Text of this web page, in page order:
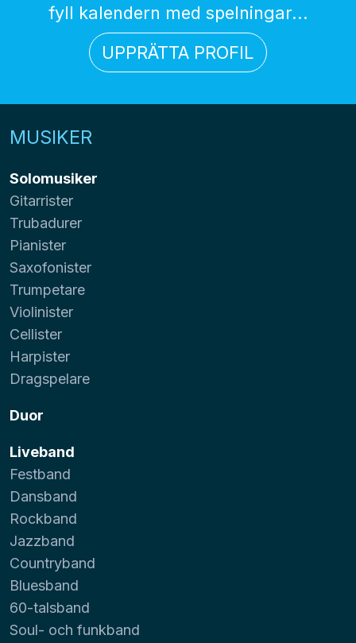
fyll kalendern med spelningar...
UPPRÄTTA PROFIL
MUSIKER
Solomusiker
Gitarrister
Trubadurer
Pianister
Saxofonister
Trumpetare
Violinister
Cellister
Harpister
Dragspelare
Duor
Liveband
Festband
Dansband
Rockband
Jazzband
Countryband
Bluesband
60-talsband
Soul- och funkband